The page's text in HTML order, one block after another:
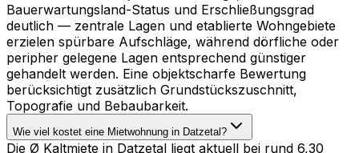
Bauerwartungsland-Status und Erschließungsgrad
deutlich — zentrale Lagen und etablierte Wohngebiete
erzielen spürbare Aufschläge, während dörfliche oder
peripher gelegene Lagen entsprechend günstiger
gehandelt werden. Eine objektscharfe Bewertung
berücksichtigt zusätzlich Grundstückszuschnitt,
Topografie und Bebaubarkeit.
Wie viel kostet eine Mietwohnung in Datzetal?
Die Ø Kaltmiete in Datzetal liegt aktuell bei rund 6,30